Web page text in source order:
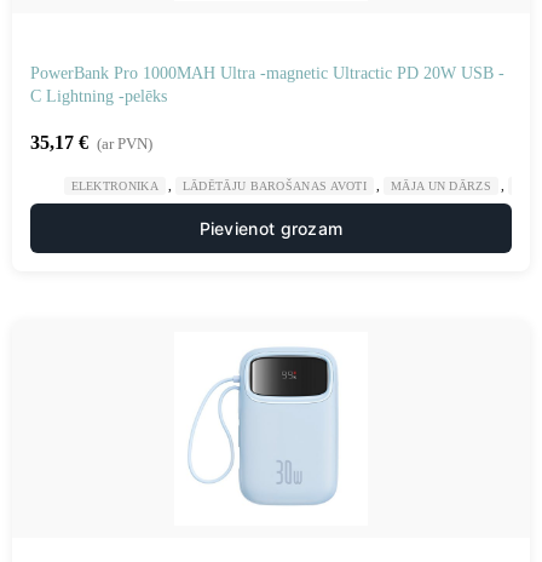
PowerBank Pro 1000MAH Ultra -magnetic Ultractic PD 20W USB -
C Lightning -pelēks
35,17 € (ar PVN)
ELEKTRONIKA LĀDĒTĀJU BAROŠANAS AVOTI MĀJA UN DĀRZS
Pievienot grozam